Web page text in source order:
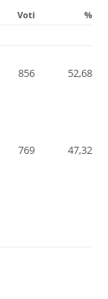
Voti %
856 52,68
769 47,32